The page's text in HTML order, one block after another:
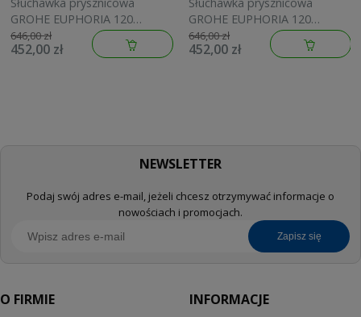
GROHE EUPHORIA 120
brushed warm sunset
134883DL00
646,00 zł
452,00 zł
GROHE EUPHORIA 120
brushed cool sunrise
134883GN00
646,00 zł
452,00 zł
NEWSLETTER
Podaj swój adres e-mail, jeżeli chcesz otrzymywać informacje o
nowościach i promocjach.
zapisz się
O FIRMIE INFORMACJE